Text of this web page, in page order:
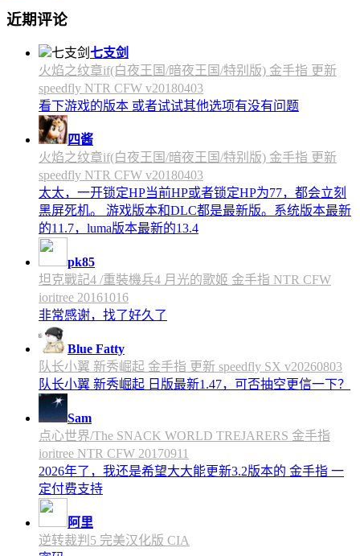
近期评论
七支剑
火焰之纹章if(白夜王国/暗夜王国/特别版) 金手指 更新
speedfly NTR CFW v20180403
看下游戏的版本 或者试试其他选项有没有问题
四酱
火焰之纹章if(白夜王国/暗夜王国/特别版) 金手指 更新
speedfly NTR CFW v20180403
太太，一开锁定HP当前HP或者锁定HP为77，都会立刻
黑屏死机。 游戏版本和DLC都是最新版。系统版本最新
的11.7，luma版本最新的13.4
pk85
坦克戰記4 /重裝機兵4 月光的歌姬 金手指 NTR CFW
ioritree 20161016
非常感谢，找了好久了
Blue Fatty
队长小翼 新秀崛起 金手指 更新 speedfly SX v20260803
队长小翼 新秀崛起 日版最新1.47，可否抽空更信一下？
Sam
点心世界/The SNACK WORLD TREJARERS 金手指
ioritree NTR CFW 20170911
2026年了，我还是希望大大能更新3.2版本的 金手指 一
定付费支持
阿里
逆转裁判5 完美汉化版 CIA